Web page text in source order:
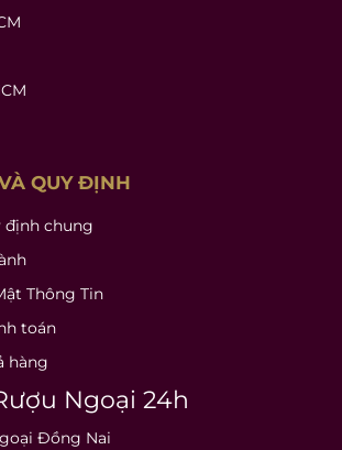
QUY ĐỊNH
định chung
Thông Tin
toán
hàng
Ngoại 24h
Đồng Nai